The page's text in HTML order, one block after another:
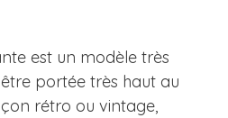
est un modèle très
portée très haut au
rétro ou vintage,